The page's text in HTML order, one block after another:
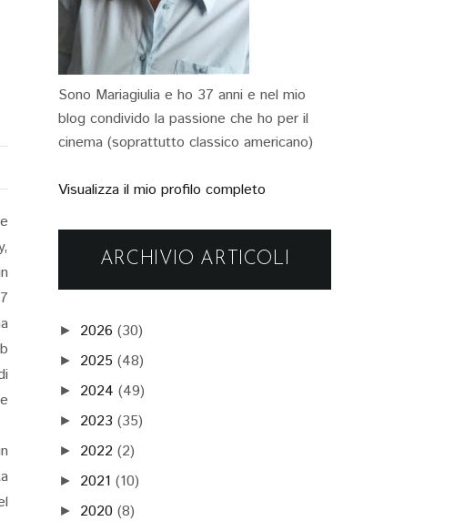
Sono Mariagiulia e ho 37 anni e nel mio
blog condivido la passione che ho per il
cinema (soprattutto classico americano)
Visualizza il mio profilo completo
ARCHIVIO ARTICOLI
► 2026 (30)
► 2025 (48)
► 2024 (49)
► 2023 (35)
► 2022 (2)
► 2021 (10)
► 2020 (8)